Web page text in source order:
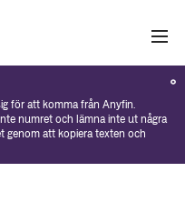
för att komma från Anyfin.
numret och lämna inte ut några
genom att kopiera texten och